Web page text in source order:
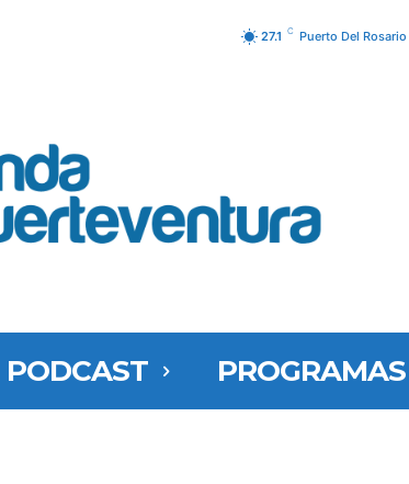
27.1 C Puerto Del Rosario
PODCAST PROGRAMAS